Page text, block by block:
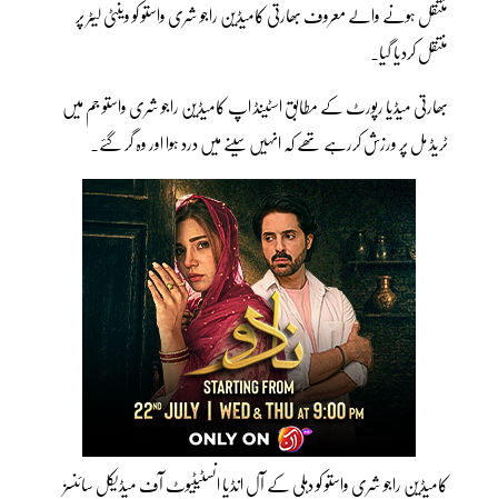
منتقل ہونے والے معروف بھارتی کامیڈین راجو شری واستو کو وینٹی لیٹر پر
منتقل کردیا گیا۔
بھارتی میڈیا رپورٹ کے مطابق اسٹینڈ اپ کامیڈین راجو شری واستو جم میں
ٹریڈ مل پر ورزش کررہے تھے کہ انہیں سینے میں درد ہوا اور وہ گر گئے۔
کامیڈین راجو شری واستو کو دہلی کے آل انڈیا انسٹیٹیوٹ آف میڈیکل سائنسز